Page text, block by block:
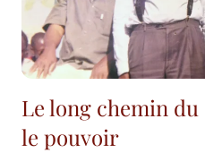
Le long chemin du
le pouvoir